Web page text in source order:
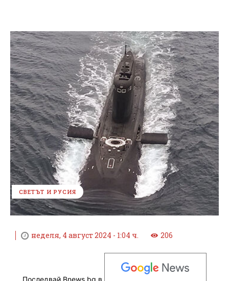
СВЕТЪТ И РУСИЯ
неделя, 4 август 2024 - 1:04 ч. 206